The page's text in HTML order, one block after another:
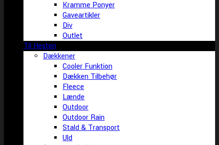
Kramme Ponyer
Gaveartikler
Div
Outlet
Til Hesten
Dækkener
Cooler Funktion
Dækken Tilbehør
Fleece
Lænde
Outdoor
Outdoor Rain
Stald & Transport
Uld